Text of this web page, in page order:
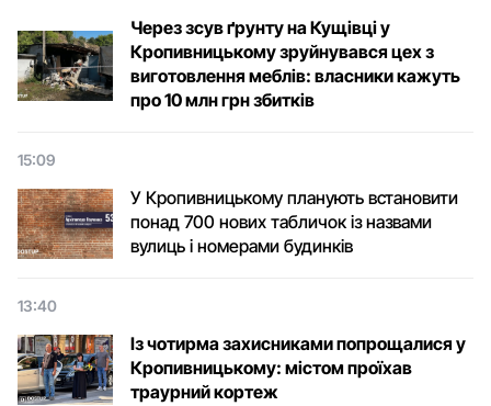
Через зсув ґрунту на Кущівці у
Кропивницькому зруйнувався цех з
виготовлення меблів: власники кажуть
про 10 млн грн збитків
15:09
У Кропивницькому планують встановити
понад 700 нових табличок із назвами
вулиць і номерами будинків
13:40
Із чотирма захисниками попрощалися у
Кропивницькому: містом проїхав
траурний кортеж